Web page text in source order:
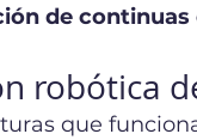
de continuas
robótica
que